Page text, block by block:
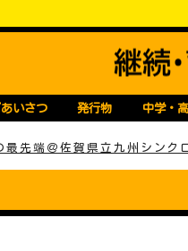
ガールズ
あいさつ 発行物 中学・
最先端＠佐賀県立九州シン